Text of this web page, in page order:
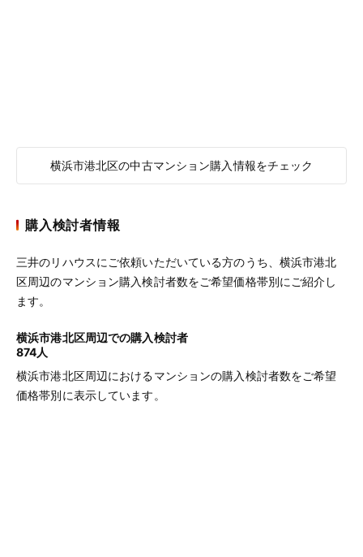
横浜市港北区の中古マンション購入情報をチェック
購入検討者情報
三井のリハウスにご依頼いただいている方のうち、横浜市港北
区周辺のマンション購入検討者数をご希望価格帯別にご紹介し
ます。
横浜市港北区周辺での購入検討者
874人
横浜市港北区周辺におけるマンションの購入検討者数をご希望
価格帯別に表示しています。